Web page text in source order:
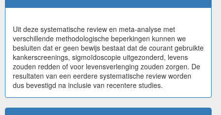
Uit deze systematische review en meta-analyse met
verschillende methodologische beperkingen kunnen we
besluiten dat er geen bewijs bestaat dat de courant gebruikte
kankerscreenings, sigmoïdoscopie uitgezonderd, levens
zouden redden of voor levensverlenging zouden zorgen. De
resultaten van een eerdere systematische review worden
dus bevestigd na inclusie van recentere studies.